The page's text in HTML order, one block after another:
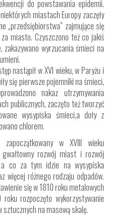
do powstawania epidemii.
miastach Europy zaczęły
„przedsiębiorstwa” zajmujące się
miasto. Czyszczono też co jakiś
wyrzucania śmieci na
nastąpił w XVI wieku, w Paryżu i
się pierwsze pojemniki na śmieci,
nakaz utrzymywania
publicznych, zaczęto też tworzyć
wysypiska śmieci,a doły z
chlorem.
zapoczątkowany w XVIII wieku
rozwój miast i rozwój
a co za tym idzie na wysypiska
więcej różnego rodzaju odpadów.
się w 1810 roku metalowych
rozpoczęto wykorzystywanie
sztucznych na masową skalę.